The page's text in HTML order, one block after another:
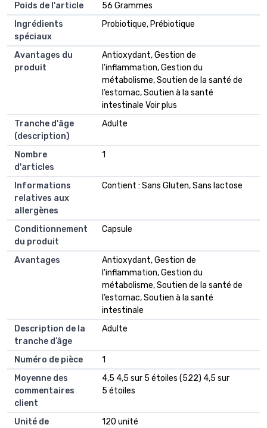
Poids de l'article
56 Grammes
Ingrédients
spéciaux
Probiotique, Prébiotique
Avantages du
produit
Antioxydant, Gestion de
l'inflammation, Gestion du
métabolisme, Soutien de la santé de
l’estomac, Soutien à la santé
intestinale Voir plus
Tranche d'âge
(description)
Adulte
Nombre
d'articles
1
Informations
relatives aux
allergènes
Contient : Sans Gluten, Sans lactose
Conditionnement
du produit
Capsule
Avantages
Antioxydant, Gestion de
l'inflammation, Gestion du
métabolisme, Soutien de la santé de
l’estomac, Soutien à la santé
intestinale
Description de la
tranche d’âge
Adulte
Numéro de pièce
1
Moyenne des
commentaires
client
4,5 4,5 sur 5 étoiles (522) 4,5 sur
5 étoiles
Unité de
120 unité